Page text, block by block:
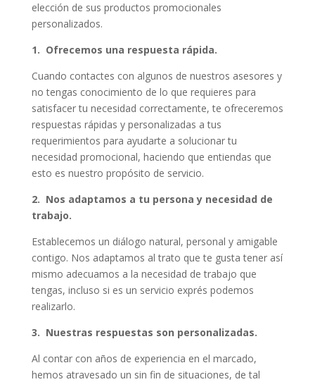
elección de sus productos promocionales
personalizados.
1. Ofrecemos una respuesta rápida.
Cuando contactes con algunos de nuestros asesores y
no tengas conocimiento de lo que requieres para
satisfacer tu necesidad correctamente, te ofreceremos
respuestas rápidas y personalizadas a tus
requerimientos para ayudarte a solucionar tu
necesidad promocional, haciendo que entiendas que
esto es nuestro propósito de servicio.
2. Nos adaptamos a tu persona y necesidad de
trabajo.
Establecemos un diálogo natural, personal y amigable
contigo. Nos adaptamos al trato que te gusta tener así
mismo adecuamos a la necesidad de trabajo que
tengas, incluso si es un servicio exprés podemos
realizarlo.
3. Nuestras respuestas son personalizadas.
Al contar con años de experiencia en el marcado,
hemos atravesado un sin fin de situaciones, de tal